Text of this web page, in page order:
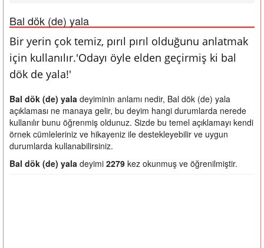
Bal dök (de) yala
Bir yerin çok temiz, pırıl pırıl olduğunu anlatmak
için kullanılır.'Odayı öyle elden geçirmiş ki bal
dök de yala!'
Bal dök (de) yala deyiminin anlamı nedir, Bal dök (de) yala
açıklaması ne manaya gelir, bu deyim hangi durumlarda nerede
kullanılır bunu öğrenmiş oldunuz. Sizde bu temel açıklamayı kendi
örnek cümleleriniz ve hikayeniz ile destekleyebilir ve uygun
durumlarda kullanabilirsiniz.
Bal dök (de) yala deyimi 2279 kez okunmuş ve öğrenilmiştir.